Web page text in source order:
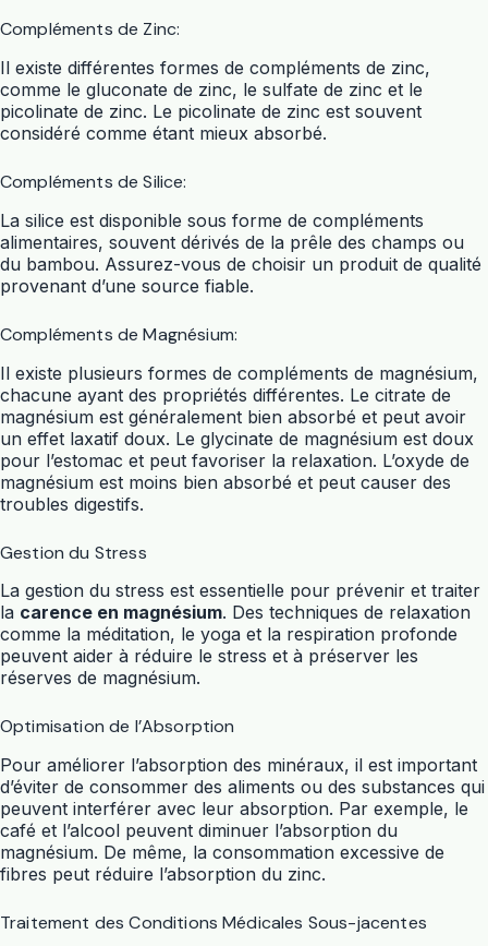
Compléments de Zinc:
Il existe différentes formes de compléments de zinc,
comme le gluconate de zinc, le sulfate de zinc et le
picolinate de zinc. Le picolinate de zinc est souvent
considéré comme étant mieux absorbé.
Compléments de Silice:
La silice est disponible sous forme de compléments
alimentaires, souvent dérivés de la prêle des champs ou
du bambou. Assurez-vous de choisir un produit de qualité
provenant d’une source fiable.
Compléments de Magnésium:
Il existe plusieurs formes de compléments de magnésium,
chacune ayant des propriétés différentes. Le citrate de
magnésium est généralement bien absorbé et peut avoir
un effet laxatif doux. Le glycinate de magnésium est doux
pour l’estomac et peut favoriser la relaxation. L’oxyde de
magnésium est moins bien absorbé et peut causer des
troubles digestifs.
Gestion du Stress
La gestion du stress est essentielle pour prévenir et traiter
la carence en magnésium. Des techniques de relaxation
comme la méditation, le yoga et la respiration profonde
peuvent aider à réduire le stress et à préserver les
réserves de magnésium.
Optimisation de l’Absorption
Pour améliorer l’absorption des minéraux, il est important
d’éviter de consommer des aliments ou des substances qui
peuvent interférer avec leur absorption. Par exemple, le
café et l’alcool peuvent diminuer l’absorption du
magnésium. De même, la consommation excessive de
fibres peut réduire l’absorption du zinc.
Traitement des Conditions Médicales Sous-jacentes